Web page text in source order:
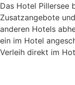
Das Hotel Pillersee
Zusatzangebote
anderen Hotels
ein im Hotel
Verleih direkt im